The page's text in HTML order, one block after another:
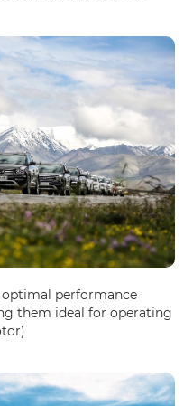
optimal performance
them ideal for operating